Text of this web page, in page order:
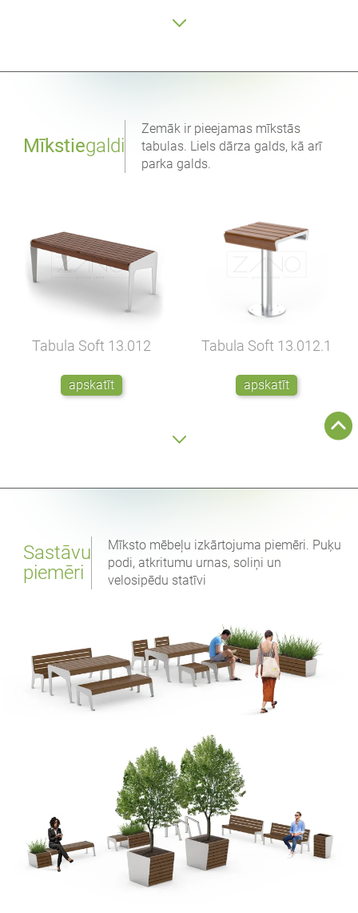
Mīkstiegaldi
Zemāk ir pieejamas mīkstās
tabulas. Liels dārza galds, kā arī
parka galds.
Tabula Soft 13.012
apskatīt
Tabula Soft 13.012.1
apskatīt
Sastāvu
piemēri
Mīksto mēbeļu izkārtojuma piemēri. Puķu
podi, atkritumu urnas, soliņi un
velosipēdu statīvi